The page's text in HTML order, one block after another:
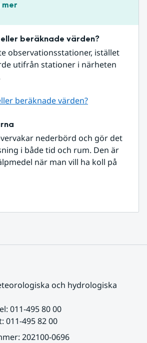
beräknade värden?
observationsstationer, istället
utifrån stationer i närheten
beräknade värden?
nederbörd och gör det
i både tid och rum. Den är
när man vill ha koll på
och hydrologiska
011-495 80 00
011-495 82 00
202100-0696